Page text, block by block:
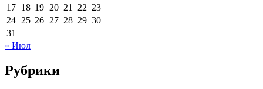
17 18 19 20 21 22 23
24 25 26 27 28 29 30
31
« Июл
Рубрики